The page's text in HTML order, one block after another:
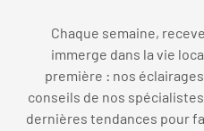
Chaque semaine,
immerge dans la vie
première : nos
conseils de nos
dernières tendances pour